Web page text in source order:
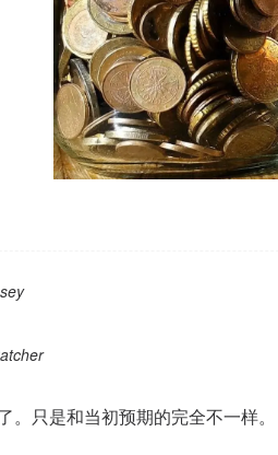
。只是和当初预期的完全不一样。